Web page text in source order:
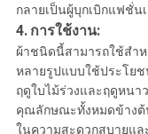
กลายเป็นผู้บุกเบิกแฟชั่น
4. การใช้งาน:
ผ้าชนิดนี้สามารถใช้สำห
หลายรูปแบบใช้ประโยช
ฤดูใบไม้ร่วงและฤดูหนาว
คุณลักษณะทั้งหมดข้างต้
ในความสะดวกสบายแล